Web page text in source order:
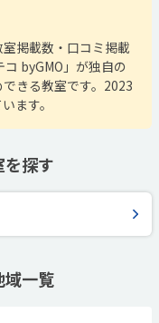
掲載数・口コミ掲載
byGMO」が独自の
きる教室です。2023
ます。
探す
域一覧